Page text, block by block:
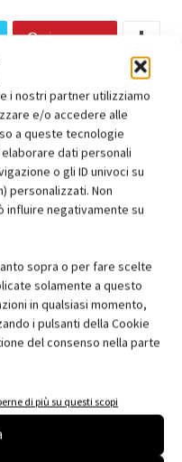
i nostri partner utilizziamo
e/o accedere alle
a queste tecnologie
dati personali
o gli ID univoci su
personalizzati. Non
influire negativamente su
sopra o per fare scelte
solamente a questo
in qualsiasi momento,
i pulsanti della Cookie
del consenso nella parte
di più su questi scopi
Pinterest
AUTHOR
il comando evoluto
del fan coil
e sicurezza
contenuto sponsorizzato
rete innovativa in